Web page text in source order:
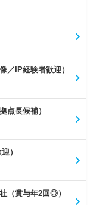
／IP経験者歓迎）
点長候補）
）
（賞与年2回◎）